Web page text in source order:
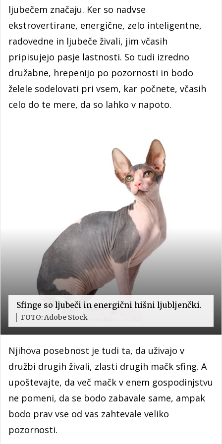
ljubečem značaju. Ker so nadvse
ekstrovertirane, energične, zelo inteligentne,
radovedne in ljubeče živali, jim včasih
pripisujejo pasje lastnosti. So tudi izredno
družabne, hrepenijo po pozornosti in bodo
želele sodelovati pri vsem, kar počnete, včasih
celo do te mere, da so lahko v napoto.
Sfinge so ljubeči in energični hišni ljubljenčki.
FOTO: Adobe Stock
Njihova posebnost je tudi ta, da uživajo v
družbi drugih živali, zlasti drugih mačk sfing. A
upoštevajte, da več mačk v enem gospodinjstvu
ne pomeni, da se bodo zabavale same, ampak
bodo prav vse od vas zahtevale veliko
pozornosti.